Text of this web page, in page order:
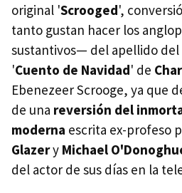
original 'Scrooged',
tanto gustan hacer los
sustantivos— del apellido
'Cuento de Navidad' de
Ebenezeer Scrooge, ya que
de una reversión del
moderna escrita ex-profeso
Glazery Michael
del actor de sus días en la